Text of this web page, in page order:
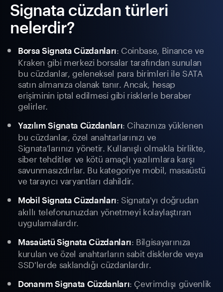
Signata cüzdan türleri
nelerdir?
Borsa Signata Cüzdanları: Coinbase, Binance ve
Kraken gibi merkezi borsalar tarafından sunulan
bu cüzdanlar, geleneksel para birimleri ile SATA
satın almanıza olanak tanır. Ancak, hesap
erişiminin iptal edilmesi gibi risklerle beraber
gelirler.
Yazılım Signata Cüzdanları: Cihazınıza yüklenen
bu cüzdanlar, özel anahtarlarınızı ve
Signata'larınızı yönetir. Kullanışlı olmakla birlikte,
siber tehditler ve kötü amaçlı yazılımlara karşı
savunmasızdırlar. Bu kategoriye mobil, masaüstü
ve tarayıcı varyantları dahildir.
Mobil Signata Cüzdanları: Signata'yı doğrudan
akıllı telefonunuzdan yönetmeyi kolaylaştıran
uygulamalardır.
Masaüstü Signata Cüzdanları: Bilgisayarınıza
kurulan ve özel anahtarların sabit disklerde veya
SSD'lerde saklandığı cüzdanlardır.
Donanım Signata Cüzdanları: Çevrimdışı güvenlik